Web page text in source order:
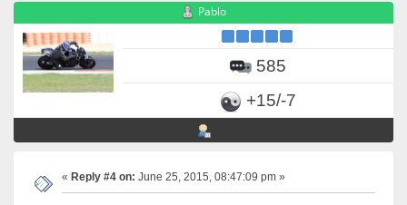
Pablo
585
+15/-7
« Reply #4 on: June 25, 2015, 08:47:09 pm »